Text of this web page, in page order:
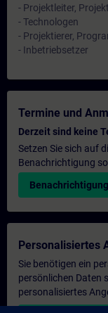
- Projektleiter,
- Technologen
- Projektierer,
- Inbetriebsetzer
Termine und
Derzeit sind keine
Setzen Sie sich auf
Benachrichtigung
Personalisiertes
Sie benötigen ein
persönlichen Daten
personalisiertes